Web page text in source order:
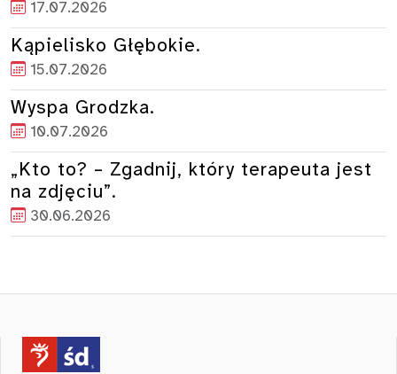
17.07.2026
Kąpielisko Głębokie.
15.07.2026
Wyspa Grodzka.
10.07.2026
„Kto to? – Zgadnij, który terapeuta jest
na zdjęciu”.
30.06.2026